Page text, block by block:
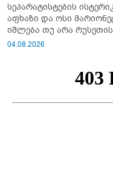
სეპარატისტების
აფხაზი და ოსი
იშლება თუ არა
სისტემა?!
04.08.2026